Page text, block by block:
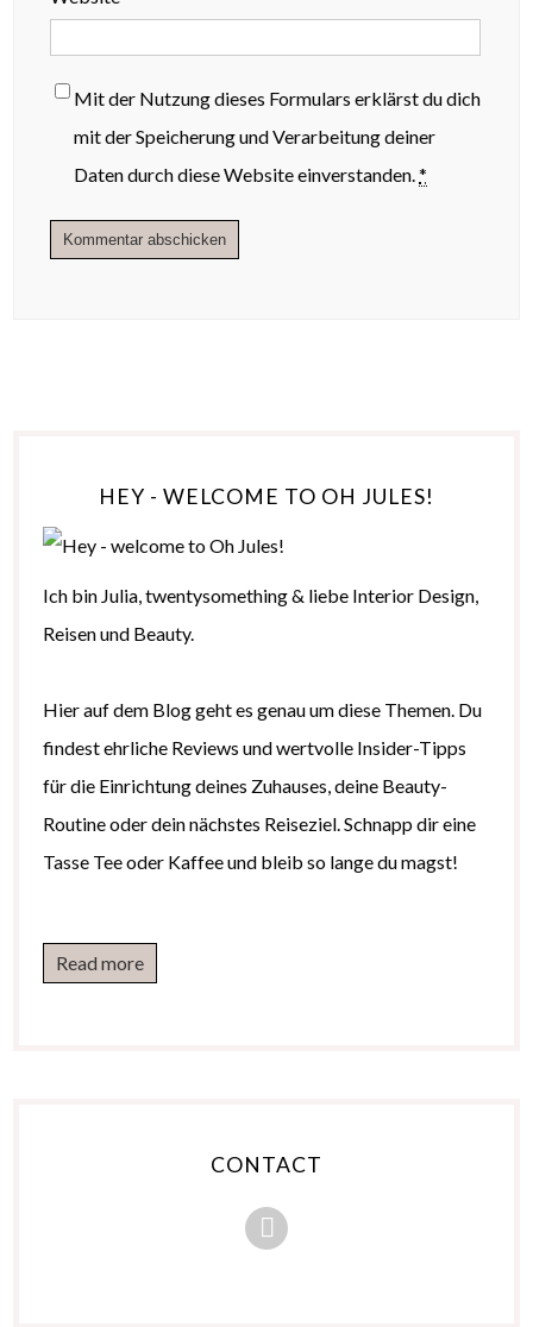
Mit der Nutzung dieses Formulars erklärst du dich
mit der Speicherung und Verarbeitung deiner
Daten durch diese Website einverstanden.*
HEY - WELCOME TO OH JULES!
Ich bin Julia, twentysomething & liebe Interior Design,
Reisen und Beauty.
Hier auf dem Blog geht es genau um diese Themen. Du
findest ehrliche Reviews und wertvolle Insider-Tipps
für die Einrichtung deines Zuhauses, deine Beauty-
Routine oder dein nächstes Reiseziel. Schnapp dir eine
Tasse Tee oder Kaffee und bleib so lange du magst!
Read more
CONTACT